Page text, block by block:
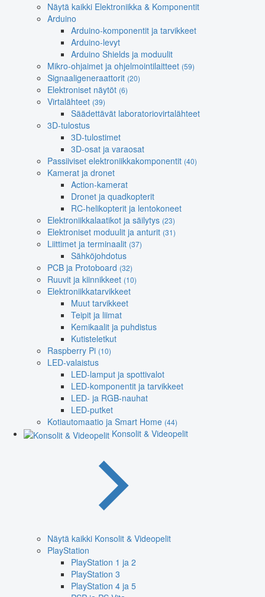
Näytä kaikki Elektroniikka & Komponentit
Arduino
Arduino-komponentit ja tarvikkeet
Arduino-levyt
Arduino Shields ja moduulit
Mikro-ohjaimet ja ohjelmointilaitteet (59)
Signaaligeneraattorit (20)
Elektroniset näytöt (6)
Virtalähteet (39)
Säädettävät laboratoriovirtalähteet
3D-tulostus
3D-tulostimet
3D-osat ja varaosat
Passiiviset elektroniikkakomponentit (40)
Kamerat ja dronet
Action-kamerat
Dronet ja quadkopterit
RC-helikopterit ja lentokoneet
Elektroniikkalaatikot ja säilytys (23)
Elektroniset moduulit ja anturit (31)
Liittimet ja terminaalit (37)
Sähköjohdotus
PCB ja Protoboard (32)
Ruuvit ja kiinnikkeet (10)
Elektroniikkatarvikkeet
Muut tarvikkeet
Teipit ja liimat
Kemikaalit ja puhdistus
Kutisteletkut
Raspberry Pi (10)
LED-valaistus
LED-lamput ja spottivalot
LED-komponentit ja tarvikkeet
LED- ja RGB-nauhat
LED-putket
Kotiautomaatio ja Smart Home (44)
Konsolit & Videopelit
Näytä kaikki Konsolit & Videopelit
PlayStation
PlayStation 1 ja 2
PlayStation 3
PlayStation 4 ja 5